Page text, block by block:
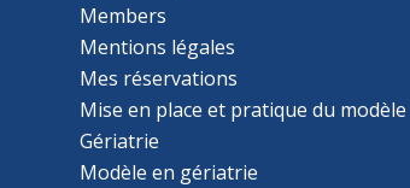
Members
Mentions légales
Mes réservations
Mise en place et pratique du modèle
Gériatrie
Modèle en gériatrie